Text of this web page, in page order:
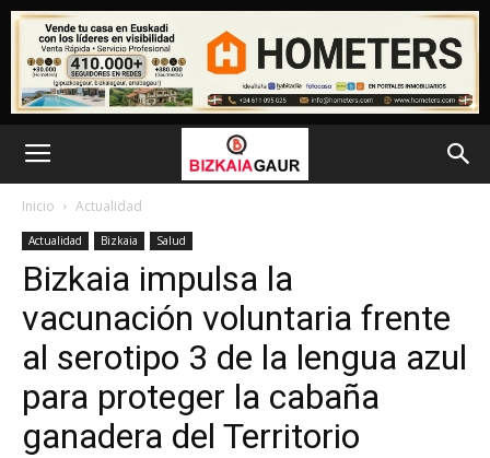
Inicio Actualidad
Actualidad Bizkaia Salud
Bizkaia impulsa la
vacunación voluntaria frente
al serotipo 3 de la lengua azul
para proteger la cabaña
ganadera del Territorio